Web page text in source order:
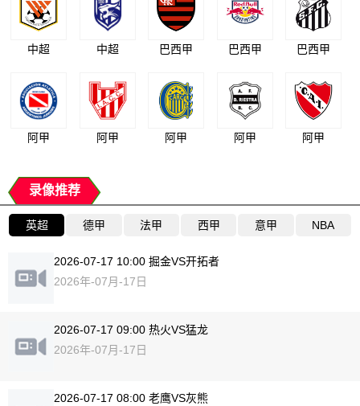
中超 中超 巴西甲 巴西甲 巴西甲
阿甲 阿甲 阿甲 阿甲 阿甲
录像推荐
英超 德甲 法甲 西甲 意甲 NBA
2026-07-17 10:00 掘金VS开拓者
2026年-07月-17日
2026-07-17 09:00 热火VS猛龙
2026年-07月-17日
2026-07-17 08:00 老鹰VS灰熊